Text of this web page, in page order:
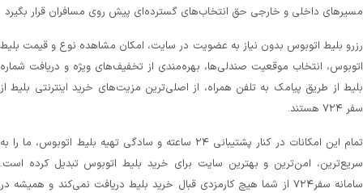
مسیرهای داخلی و خارجی حق انتخاب‌های گسترده‌ای پیش روی مسافران قرار بگیرد
رزرو بلیط اتوبوس بدون نیاز به عضویت در سایت، امکان مشاهده نوع و قیمت بلیط
اتوبوس، انتخاب موقعیت صندلی‌ها، بهره‌مندی از تخفیف‌های ویژه و دریافت شماره‌
بلیط از طریق پیامک به تلفن همراه، از اصلی‌ترین مزیت‌های خرید اینترنتی بلیط از
سفر ۷۲۴ هستند.
تمام این امکانات در کنار پشتیبانی‌ ۲۴ ساعته و سادگی تهیه بلیط اتوبوس، ما را به
سریع‌ترین، امن‌ترین و بهترین سایت برای خرید بلیط اتوبوس تبدیل کرده است.
سامانه سفر۷۲۴ از شما هیچ کارمزدی قبال خرید بلیط دریافت نمی‌کند و همیشه در